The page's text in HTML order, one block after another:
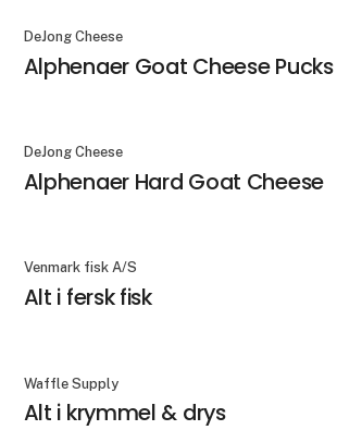
DeJong Cheese
Alphenaer Goat Cheese Pucks
DeJong Cheese
Alphenaer Hard Goat Cheese
Venmark fisk A/S
Alt i fersk fisk
Waffle Supply
Alt i krymmel & drys